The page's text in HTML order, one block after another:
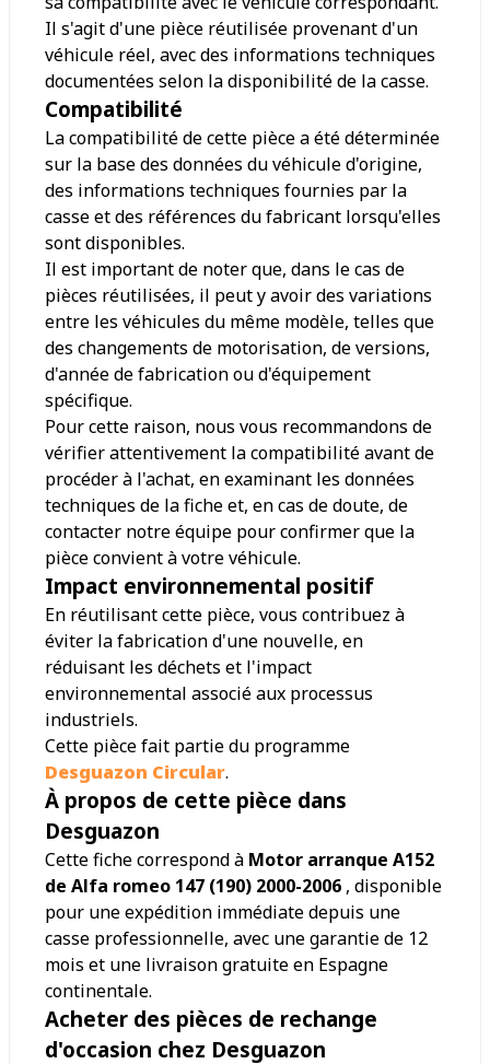
Il s'agit d'une pièce réutilisée provenant d'un
véhicule réel, avec des informations techniques
documentées selon la disponibilité de la casse.
Compatibilité
La compatibilité de cette pièce a été déterminée
sur la base des données du véhicule d'origine,
des informations techniques fournies par la
casse et des références du fabricant lorsqu'elles
sont disponibles.
Il est important de noter que, dans le cas de
pièces réutilisées, il peut y avoir des variations
entre les véhicules du même modèle, telles que
des changements de motorisation, de versions,
d'année de fabrication ou d'équipement
spécifique.
Pour cette raison, nous vous recommandons de
vérifier attentivement la compatibilité avant de
procéder à l'achat, en examinant les données
techniques de la fiche et, en cas de doute, de
contacter notre équipe pour confirmer que la
pièce convient à votre véhicule.
Impact environnemental positif
En réutilisant cette pièce, vous contribuez à
éviter la fabrication d'une nouvelle, en
réduisant les déchets et l'impact
environnemental associé aux processus
industriels.
Cette pièce fait partie du programme
Desguazon Circular.
À propos de cette pièce dans
Desguazon
Cette fiche correspond à Motor arranque A152
de Alfa romeo 147 (190) 2000-2006 , disponible
pour une expédition immédiate depuis une
casse professionnelle, avec une garantie de 12
mois et une livraison gratuite en Espagne
continentale.
Acheter des pièces de rechange
d'occasion chez Desguazon